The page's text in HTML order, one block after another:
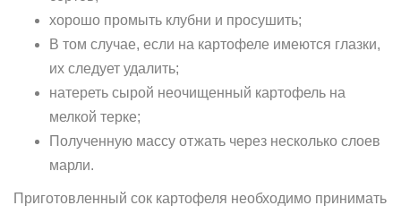
хорошо промыть клубни и просушить;
В том случае, если на картофеле имеются глазки,
их следует удалить;
натереть сырой неочищенный картофель на
мелкой терке;
Полученную массу отжать через несколько слоев
марли.
Приготовленный сок картофеля необходимо принимать